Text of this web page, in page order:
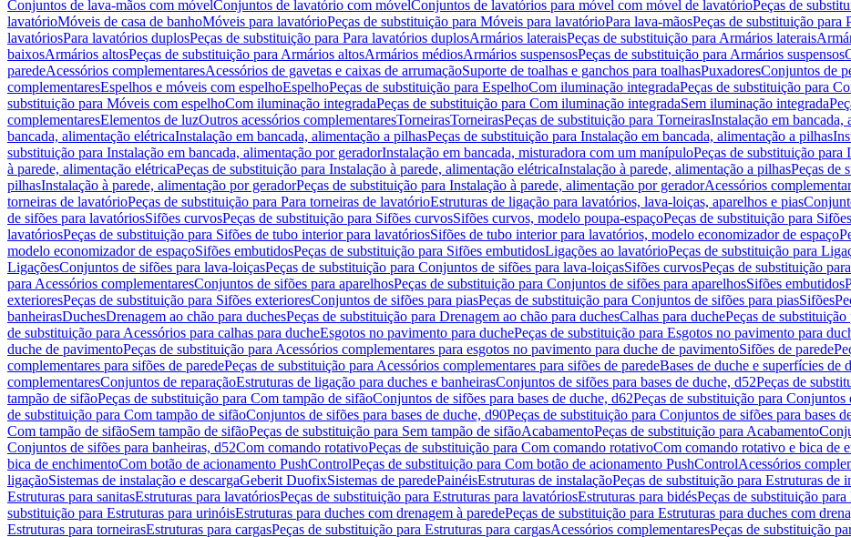
Conjuntos de lava-mãos com móvelConjuntos de lavatório com móvelConjuntos de lavatórios para móvel com móvel de lavatórioPeças de
lavatórioMóveis de casa de banhoMóveis para lavatórioPeças de substituição para Móveis para lavatórioPara lava-mãosPeças de substituição para
lavatóriosPara lavatórios duplosPeças de substituição para Para lavatórios duplosArmários lateraisPeças de substituição para Armários laterais
baixosArmários altosPeças de substituição para Armários altosArmários médiosArmários suspensosPeças de substituição para Armários suspensos
paredeAcessórios complementaresAcessórios de gavetas e caixas de arrumaçãoSuporte de toalhas e ganchos para toalhasPuxadoresConjuntos de
complementaresEspelhos e móveis com espelhoEspelhoPeças de substituição para EspelhoCom iluminação integradaPeças de substituição para
substituição para Móveis com espelhoCom iluminação integradaPeças de substituição para Com iluminação integradaSem iluminação integrada
complementaresElementos de luzOutros acessórios complementaresTorneirasTorneirasPeças de substituição para TorneirasInstalação em bancada,
bancada, alimentação elétricaInstalação em bancada, alimentação a pilhasPeças de substituição para Instalação em bancada, alimentação a pilhas
substituição para Instalação em bancada, alimentação por geradorInstalação em bancada, misturadora com um manípuloPeças de substituição
à parede, alimentação elétricaPeças de substituição para Instalação à parede, alimentação elétricaInstalação à parede, alimentação a pilhasPeças de
pilhasInstalação à parede, alimentação por geradorPeças de substituição para Instalação à parede, alimentação por geradorAcessórios
torneiras de lavatórioPeças de substituição para Para torneiras de lavatórioEstruturas de ligação para lavatórios, lava-loiças, aparelhos e pias
de sifões para lavatóriosSifões curvosPeças de substituição para Sifões curvosSifões curvos, modelo poupa-espaçoPeças de substituição para
lavatóriosPeças de substituição para Sifões de tubo interior para lavatóriosSifões de tubo interior para lavatórios, modelo economizador de espaço
modelo economizador de espaçoSifões embutidosPeças de substituição para Sifões embutidosLigações ao lavatórioPeças de substituição para
LigaçõesConjuntos de sifões para lava-loiçasPeças de substituição para Conjuntos de sifões para lava-loiçasSifões curvosPeças de substituição
para Acessórios complementaresConjuntos de sifões para aparelhosPeças de substituição para Conjuntos de sifões para aparelhosSifões embutidos
exterioresPeças de substituição para Sifões exterioresConjuntos de sifões para piasPeças de substituição para Conjuntos de sifões para piasSifões
banheirasDuchesDrenagem ao chão para duchesPeças de substituição para Drenagem ao chão para duchesCalhas para duchePeças de
de substituição para Acessórios para calhas para ducheEsgotos no pavimento para duchePeças de substituição para Esgotos no pavimento para
duche de pavimentoPeças de substituição para Acessórios complementares para esgotos no pavimento para duche de pavimentoSifões de parede
complementares para sifões de paredePeças de substituição para Acessórios complementares para sifões de paredeBases de duche e superfícies de
complementaresConjuntos de reparaçãoEstruturas de ligação para duches e banheirasConjuntos de sifões para bases de duche, d52Peças de
tampão de sifãoPeças de substituição para Com tampão de sifãoConjuntos de sifões para bases de duche, d62Peças de substituição para
de substituição para Com tampão de sifãoConjuntos de sifões para bases de duche, d90Peças de substituição para Conjuntos de sifões para bases
Com tampão de sifãoSem tampão de sifãoPeças de substituição para Sem tampão de sifãoAcabamentoPeças de substituição para Acabamento
Conjuntos de sifões para banheiras, d52Com comando rotativoPeças de substituição para Com comando rotativoCom comando rotativo e bica de
bica de enchimentoCom botão de acionamento PushControlPeças de substituição para Com botão de acionamento PushControlAcessórios
ligaçãoSistemas de instalação e descargaGeberit DuofixSistemas de paredePainéisEstruturas de instalaçãoPeças de substituição para Estruturas de
Estruturas para sanitasEstruturas para lavatóriosPeças de substituição para Estruturas para lavatóriosEstruturas para bidésPeças de substituição
substituição para Estruturas para urinóisEstruturas para duches com drenagem à paredePeças de substituição para Estruturas para duches com
Estruturas para torneirasEstruturas para cargasPeças de substituição para Estruturas para cargasAcessórios complementaresPeças de substituição